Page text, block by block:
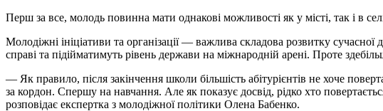
Перш за все, молодь повинна мати однакові можливості як у місті, так і в
Молодіжні ініціативи та організації — важлива складова розвитку
справі та підійматимуть рівень держави на міжнародній арені. Проте
— Як правило, після закінчення школи більшість абітурієнтів не хоче
за кордон. Спершу на навчання. Але як показує досвід, рідко хто
розповідає експертка з молодіжної політики Олена Бабенко.